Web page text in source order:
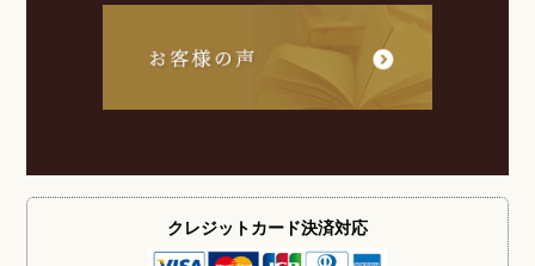
クレジットカード決済対応